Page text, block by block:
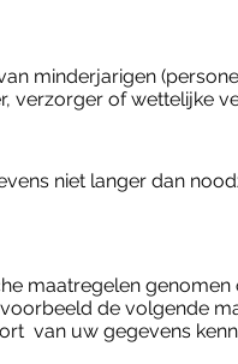
minderjarigen
verzorger of wettelijke
niet langer dan
maatregelen
de volgende
van uw gegevens